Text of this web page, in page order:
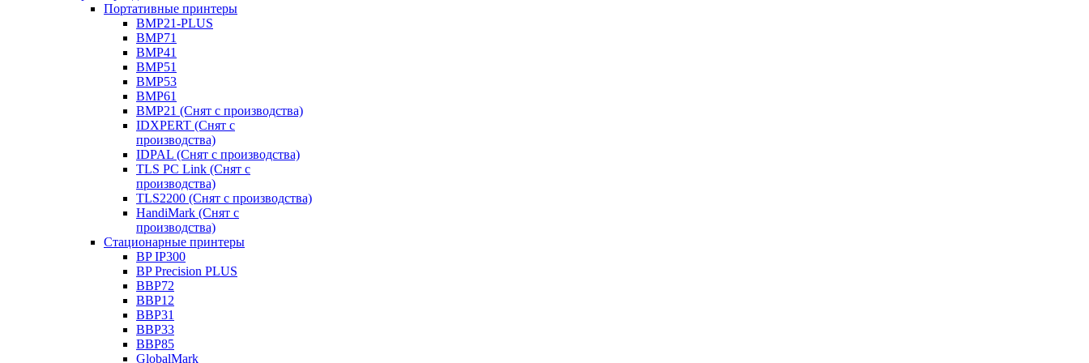
Портативные принтеры
BMP21-PLUS
BMP71
BMP41
BMP51
BMP53
BMP61
BMP21 (Снят с производства)
IDXPERT (Снят с
производства)
IDPAL (Снят с производства)
TLS PC Link (Снят с
производства)
TLS2200 (Снят с производства)
HandiMark (Снят с
производства)
Стационарные принтеры
BP IP300
BP Precision PLUS
BBP72
BBP12
BBP31
BBP33
BBP85
GlobalMark